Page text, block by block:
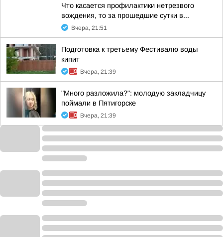
Что касается профилактики нетрезвого
вождения, то за прошедшие сутки в...
Вчера, 21:51
Подготовка к третьему Фестивалю воды
кипит
Вчера, 21:39
"Много разложила?": молодую закладчицу
поймали в Пятигорске
Вчера, 21:39